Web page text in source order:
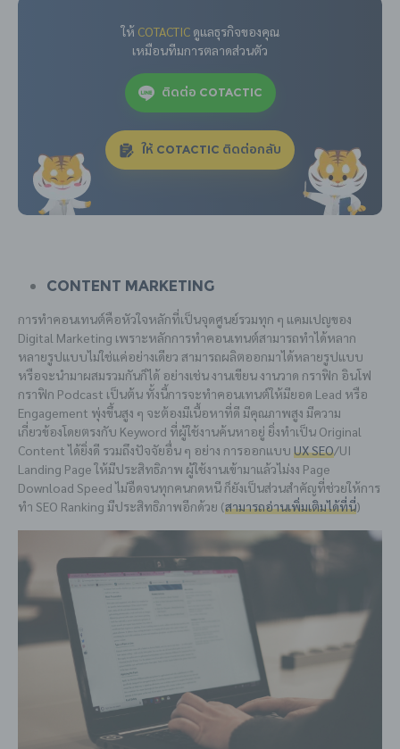
ให้ COTACTICดูแลธุรกิจของคุณ
เหมือนทีมการตลาดส่วนตัว
ติดต่อ COTACTIC
ให้ COTACTIC ติดต่อกลับ
Content Marketing
การทำคอนเทนต์คือหัวใจหลักที่เป็นจุดศูนย์รวมทุก ๆ แคมเปญของ
Digital Marketing เพราะหลักการทำคอนเทนต์สามารถทำได้หลาก
หลายรูปแบบไม่ใช่แค่อย่างเดียว สามารถผลิตออกมาได้หลายรูปแบบ
หรือจะนำมาผสมรวมกันก็ได้ อย่างเช่น งานเขียน งานวาด กราฟิก อินโฟ
กราฟิก Podcast เป็นต้น ทั้งนี้การจะทำคอนเทนต์ให้มียอด Lead หรือ
Engagement พุ่งขึ้นสูง ๆ จะต้องมีเนื้อหาที่ดี มีคุณภาพสูง มีความ
เกี่ยวข้องโดยตรงกับ Keyword ที่ผู้ใช้งานค้นหาอยู่ ยิ่งทำเป็น Original
Content ได้ยิ่งดี รวมถึงปัจจัยอื่น ๆ อย่าง การออกแบบ UX SEO/UI
Landing Page ให้มีประสิทธิภาพ ผู้ใช้งานเข้ามาแล้วไม่งง Page
Download Speed ไม่อืดจนทุกคนกดหนี ก็ยังเป็นส่วนสำคัญที่ช่วยให้การ
ทำ SEO Ranking มีประสิทธิภาพอีกด้วย (สามารถอ่านเพิ่มเติมได้ที่นี่)